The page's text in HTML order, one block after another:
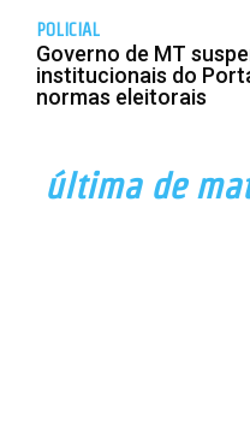
POLICIAL
Governo de MT
institucionais do
normas eleitorais
última de